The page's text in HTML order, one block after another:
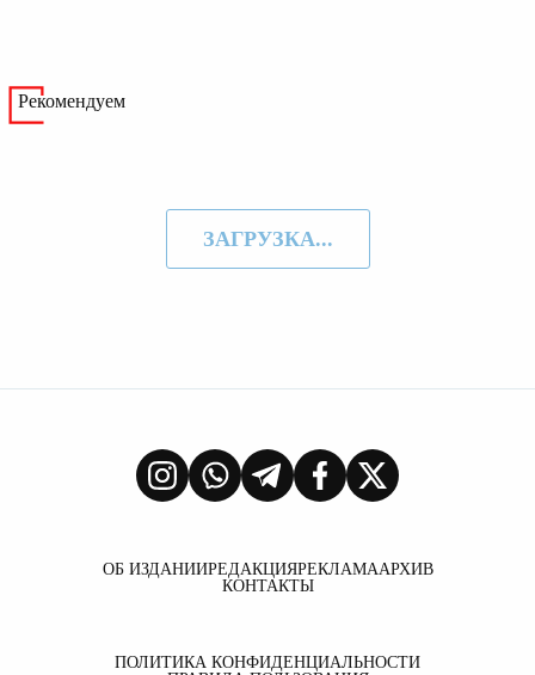
Рекомендуем
ЗАГРУЗКА...
ОБ ИЗДАНИИРЕДАКЦИЯРЕКЛАМААРХИВ
КОНТАКТЫ
ПОЛИТИКА КОНФИДЕНЦИАЛЬНОСТИ